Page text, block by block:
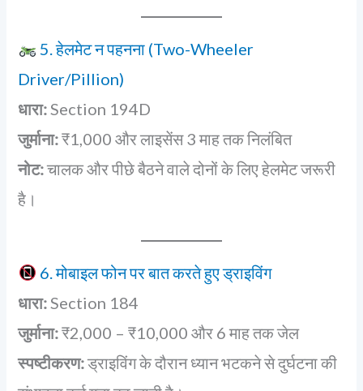
5. हेलमेट न पहनना (Two-Wheeler
Driver/Pillion)
धारा: Section 194D
जुर्माना:₹1,000 और लाइसेंस 3 माह तक निलंबित
नोट:चालक और पीछे बैठने वाले दोनों के लिए हेलमेट जरूरी
है।
6. मोबाइल फोन पर बात करते हुए ड्राइविंग
धारा: Section 184
जुर्माना:₹2,000 – ₹10,000 और 6 माह तक जेल
स्पष्टीकरण:ड्राइविंग के दौरान ध्यान भटकने से दुर्घटना की